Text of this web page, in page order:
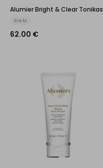
Alumier Bright & Clear Tonikas
Riebi
62.00 €